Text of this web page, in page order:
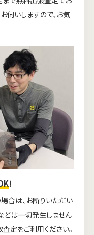
伺いしますので、お気
！
合は、お断りいただい
どは一切発生しません
定をご利用ください。